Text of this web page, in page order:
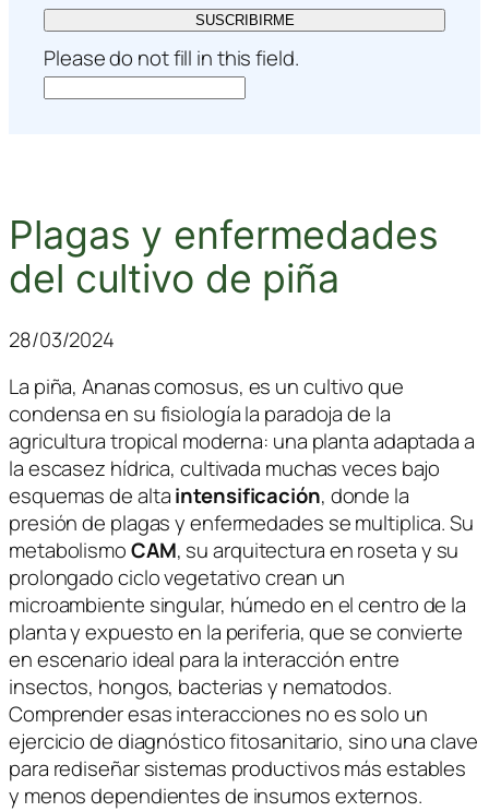
SUSCRIBIRME
Please do not fill in this field.
Plagas y enfermedades
del cultivo de piña
28/03/2024
La piña,Ananas comosus, es un cultivo que
condensa en su fisiología la paradoja de la
agricultura tropical moderna: una planta adaptada a
la escasez hídrica, cultivada muchas veces bajo
esquemas de altaintensificación, donde la
presión de plagas y enfermedades se multiplica. Su
metabolismoCAM, su arquitectura en roseta y su
prolongado ciclo vegetativo crean un
microambiente singular, húmedo en el centro de la
planta y expuesto en la periferia, que se convierte
en escenario ideal para la interacción entre
insectos, hongos, bacterias y nematodos.
Comprender esas interacciones no es solo un
ejercicio de diagnóstico fitosanitario, sino una clave
para rediseñar sistemas productivos más estables
y menos dependientes de insumos externos.